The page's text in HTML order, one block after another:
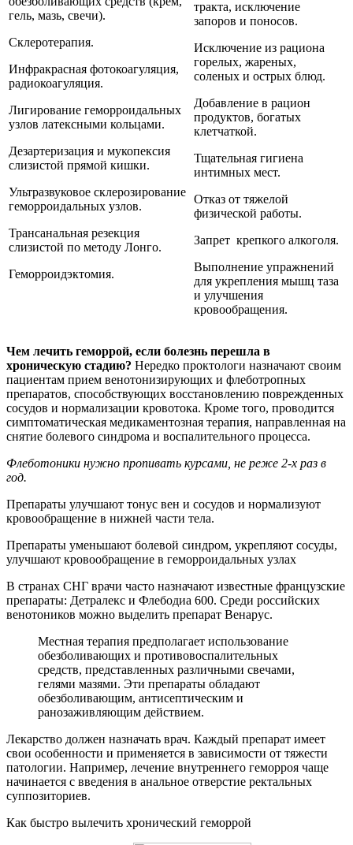
гель, мазь, свечи).
Склеротерапия.
Инфракрасная фотокоагуляция,
радиокоагуляция.
Лигирование геморроидальных
узлов латексными кольцами.
Дезартеризация и мукопексия
слизистой прямой кишки.
Ультразвуковое склерозирование
геморроидальных узлов.
Трансанальная резекция
слизистой по методу Лонго.
Геморроидэктомия.
тракта, исключение
запоров и поносов.
Исключение из рациона
горелых, жареных,
соленых и острых блюд.
Добавление в рацион
продуктов, богатых
клетчаткой.
Тщательная гигиена
интимных мест.
Отказ от тяжелой
физической работы.
Запрет крепкого алкоголя.
Выполнение упражнений
для укрепления мышц таза
и улучшения
кровообращения.
Чем лечить геморрой, если болезнь перешла в
хроническую стадию? Нередко проктологи назначают своим
пациентам прием венотонизирующих и флеботропных
препаратов, способствующих восстановлению поврежденных
сосудов и нормализации кровотока. Кроме того, проводится
симптоматическая медикаментозная терапия, направленная на
снятие болевого синдрома и воспалительного процесса.
Флеботоники нужно пропивать курсами, не реже 2-х раз в
год.
Препараты улучшают тонус вен и сосудов и нормализуют
кровообращение в нижней части тела.
Препараты уменьшают болевой синдром, укрепляют сосуды,
улучшают кровообращение в геморроидальных узлах
В странах СНГ врачи часто назначают известные французские
препараты: Детралекс и Флебодиа 600. Среди российских
венотоников можно выделить препарат Венарус.
Местная терапия предполагает использование
обезболивающих и противовоспалительных
средств, представленных различными свечами,
гелями мазями. Эти препараты обладают
обезболивающим, антисептическим и
ранозаживляющим действием.
Лекарство должен назначать врач. Каждый препарат имеет
свои особенности и применяется в зависимости от тяжести
патологии. Например, лечение внутреннего геморроя чаще
начинается с введения в анальное отверстие ректальных
суппозиториев.
Как быстро вылечить хронический геморрой